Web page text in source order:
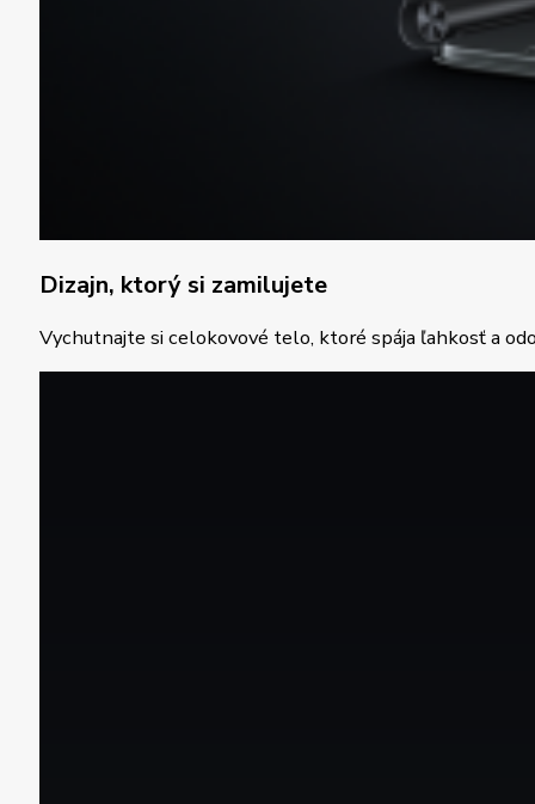
Dizajn, ktorý si zamilujete
Vychutnajte si celokovové telo, ktoré spája ľahkosť a